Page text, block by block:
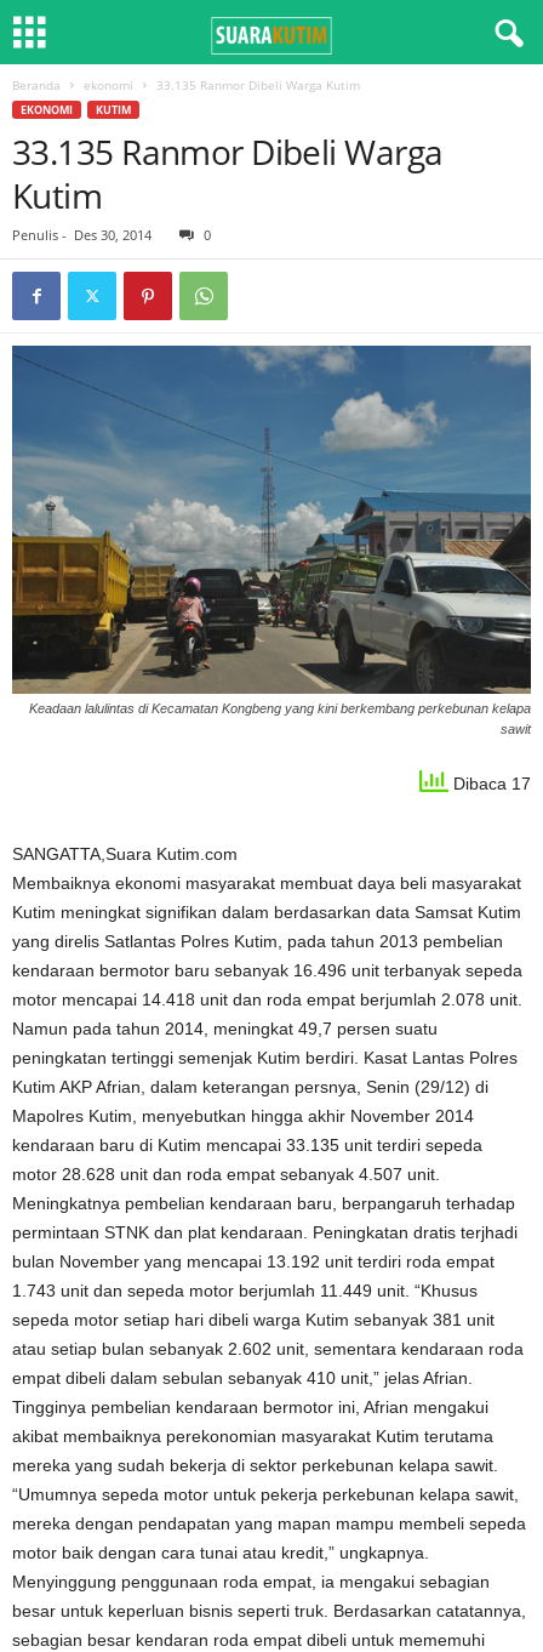
Beranda ekonomi 33.135 Ranmor Dibeli Warga Kutim
EKONOMI KUTIM
33.135 Ranmor Dibeli Warga
Kutim
Penulis - Des 30, 2014 0
Keadaan lalulintas di Kecamatan Kongbeng yang kini berkembang perkebunan kelapa
sawit
Dibaca 17
SANGATTA,Suara Kutim.com
Membaiknya ekonomi masyarakat membuat daya beli masyarakat
Kutim meningkat signifikan dalam berdasarkan data Samsat Kutim
yang direlis Satlantas Polres Kutim, pada tahun 2013 pembelian
kendaraan bermotor baru sebanyak 16.496 unit terbanyak sepeda
motor mencapai 14.418 unit dan roda empat berjumlah 2.078 unit.
Namun pada tahun 2014, meningkat 49,7 persen suatu
peningkatan tertinggi semenjak Kutim berdiri. Kasat Lantas Polres
Kutim AKP Afrian, dalam keterangan persnya, Senin (29/12) di
Mapolres Kutim, menyebutkan hingga akhir November 2014
kendaraan baru di Kutim mencapai 33.135 unit terdiri sepeda
motor 28.628 unit dan roda empat sebanyak 4.507 unit.
Meningkatnya pembelian kendaraan baru, berpangaruh terhadap
permintaan STNK dan plat kendaraan. Peningkatan dratis terjhadi
bulan November yang mencapai 13.192 unit terdiri roda empat
1.743 unit dan sepeda motor berjumlah 11.449 unit. “Khusus
sepeda motor setiap hari dibeli warga Kutim sebanyak 381 unit
atau setiap bulan sebanyak 2.602 unit, sementara kendaraan roda
empat dibeli dalam sebulan sebanyak 410 unit,” jelas Afrian.
Tingginya pembelian kendaraan bermotor ini, Afrian mengakui
akibat membaiknya perekonomian masyarakat Kutim terutama
mereka yang sudah bekerja di sektor perkebunan kelapa sawit.
“Umumnya sepeda motor untuk pekerja perkebunan kelapa sawit,
mereka dengan pendapatan yang mapan mampu membeli sepeda
motor baik dengan cara tunai atau kredit,” ungkapnya.
Menyinggung penggunaan roda empat, ia mengakui sebagian
besar untuk keperluan bisnis seperti truk. Berdasarkan catatannya,
sebagian besar kendaran roda empat dibeli untuk mememuhi